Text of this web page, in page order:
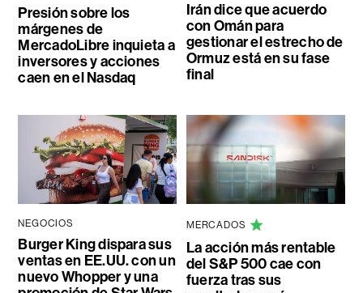
Presión sobre los
márgenes de
MercadoLibre inquieta a
inversores y acciones
caen en el Nasdaq
Irán dice que acuerdo
con Omán para
gestionar el estrecho de
Ormuz está en su fase
final
NEGOCIOS
Burger King dispara sus
ventas en EE.UU. con un
nuevo Whopper y una
MERCADOS
La acción más rentable
del S&P 500 cae con
fuerza tras sus